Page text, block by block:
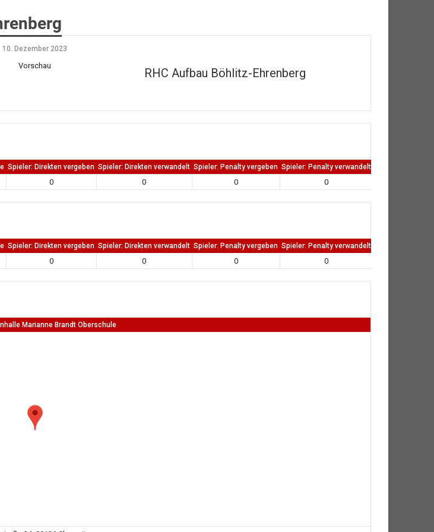
RHC Aufbau Böhlitz-Ehrenberg
10. Dezember 2023
Vorschau
Spieler: Direkten vergeben Spieler: Direkten verwandelt Spieler: Penalty vergeben Spieler: Penalty verwandelt
0 0 0 0
Spieler: Direkten vergeben Spieler: Direkten verwandelt Spieler: Penalty vergeben Spieler: Penalty verwandelt
0 0 0 0
Marianne Brandt Oberschule